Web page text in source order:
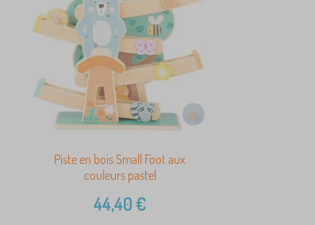
Piste en bois Small Foot aux
couleurs pastel
44,40€